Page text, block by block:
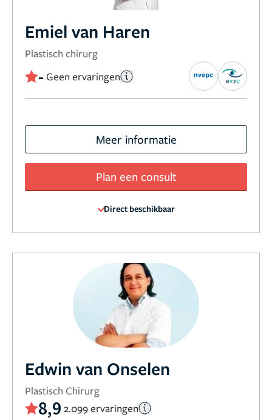
Emiel van Haren
Plastisch chirurg
- Geen ervaringen
Meer informatie
Plan een consult
Direct beschikbaar
Edwin van Onselen
Plastisch Chirurg
8,9 2.099 ervaringen